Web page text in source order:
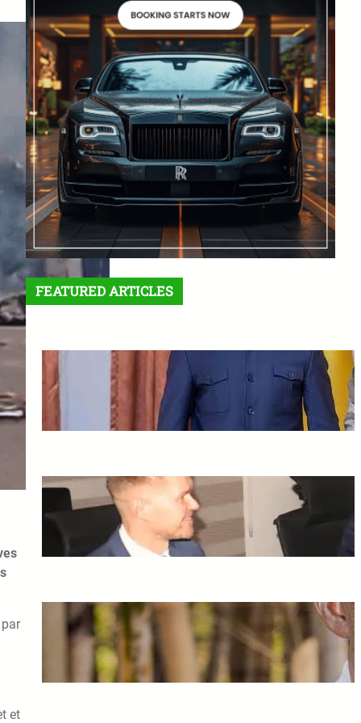
et
FEATURED ARTICLES
Crise à l’Est de la RDC : Félix
Tshisekedi envoie un
émissaire à Assimi Goïta
février 25, 2025
L’Union européenne et le
Niger relancent leurs
relations bilatérales
février 25, 2025
Mort de Souleymane Cissé :
une étoile du cinéma africain
s’est éteinte
février 21, 2025